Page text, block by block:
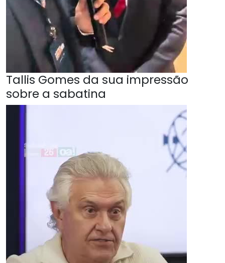
Tallis Gomes da sua impressão
sobre a sabatina